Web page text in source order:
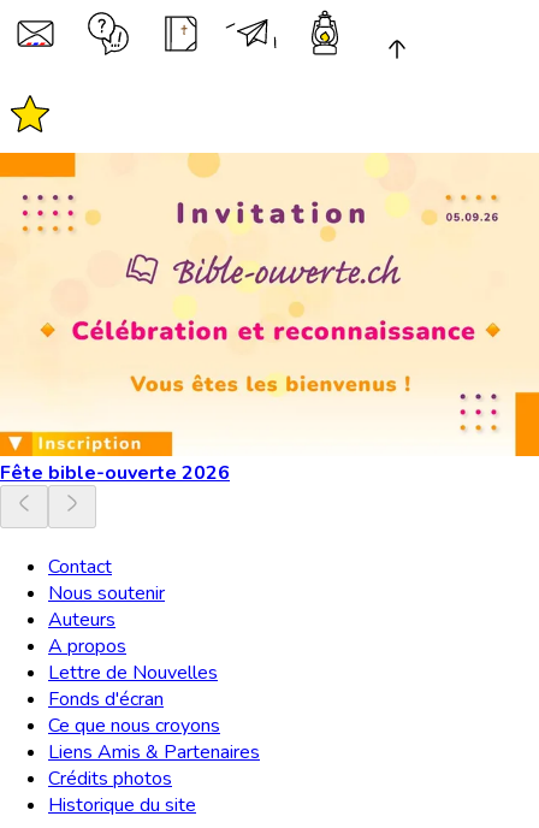
Fête bible-ouverte 2026
Contact
Nous soutenir
Auteurs
A propos
Lettre de Nouvelles
Fonds d'écran
Ce que nous croyons
Liens Amis & Partenaires
Crédits photos
Historique du site